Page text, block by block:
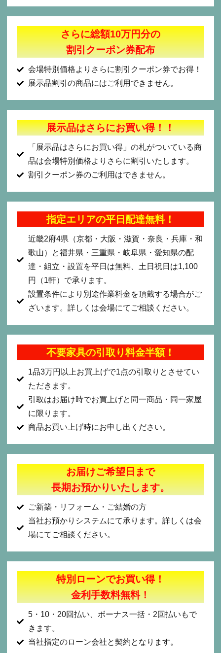
さらに総額10万円分の
割引クーポン券配布
会場特別価格よりさらに割引クーポン券でお得！
展示品割引の商品にはご利用できません。
展示品はさらにお買い得！！
「展示品はさらにお買い得」の札がついている商
品は会場特別価格よりさらに割引いたします。
割引クーポン券のご利用はできません。
指定エリアの平日配達無料！
近畿2府4県（京都・大阪・滋賀・奈良・兵庫・和
歌山）と福井県・三重県・岐阜県・愛知県の配
達・組立・設置を平日は無料、土日祝日は1,100
円（1軒）で承ります。
設置条件により別途作業料金を頂戴する場合がご
ざいます。詳しくは会場にてご相談ください。
不要家具の引取り料金半額！
1品3万円以上お買上げで1点の引取りとさせてい
ただきます。
引取はお届け時でお買上げと同一商品・同一家屋
に限ります。
商品お買い上げ時にお申し出ください。
お届けご希望日まで
長期お預かりいたします。
ご新築・リフォーム・ご結婚の方
当社お預かりシステムにて承ります。詳しくは会
場にてご相談ください。
特別ローンでお買い得！
金利手数料無料！
5・10・20回払い、ボーナス一括・2回払いもで
きます。
当社指定のローン会社と契約となります。